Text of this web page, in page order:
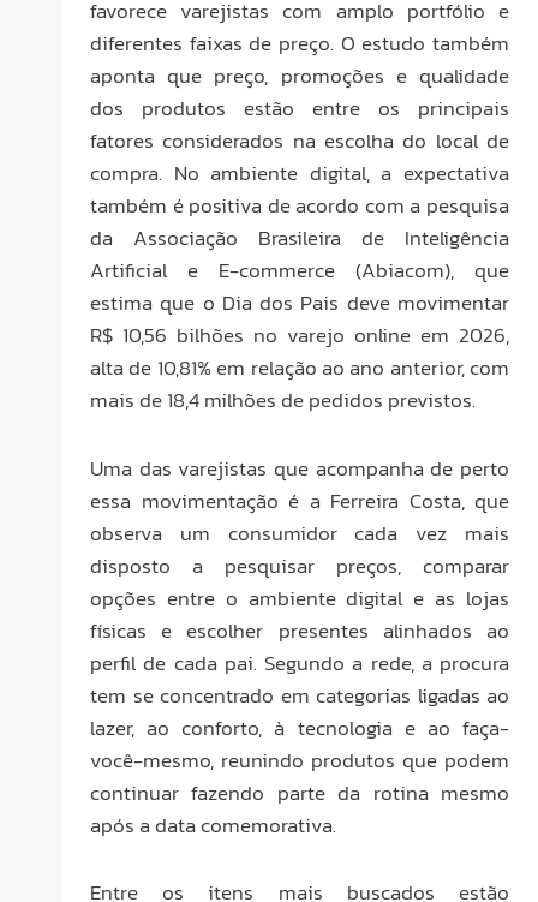
favorece varejistas com amplo portfólio e
diferentes faixas de preço. O estudo também
aponta que preço, promoções e qualidade
dos produtos estão entre os principais
fatores considerados na escolha do local de
compra. No ambiente digital, a expectativa
também é positiva de acordo com a pesquisa
da Associação Brasileira de Inteligência
Artificial e E-commerce (Abiacom), que
estima que o Dia dos Pais deve movimentar
R$ 10,56 bilhões no varejo online em 2026,
alta de 10,81% em relação ao ano anterior, com
mais de 18,4 milhões de pedidos previstos.
Uma das varejistas que acompanha de perto
essa movimentação é a Ferreira Costa, que
observa um consumidor cada vez mais
disposto a pesquisar preços, comparar
opções entre o ambiente digital e as lojas
físicas e escolher presentes alinhados ao
perfil de cada pai. Segundo a rede, a procura
tem se concentrado em categorias ligadas ao
lazer, ao conforto, à tecnologia e ao faça-
você-mesmo, reunindo produtos que podem
continuar fazendo parte da rotina mesmo
após a data comemorativa.
Entre os itens mais buscados estão